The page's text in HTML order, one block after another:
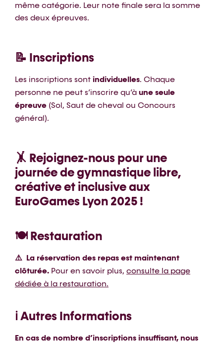
même catégorie. Leur note finale sera la somme
des deux épreuves.
📝 Inscriptions
Les inscriptions sont individuelles. Chaque
personne ne peut s’inscrire qu’à une seule
épreuve (Sol, Saut de cheval ou Concours
général).
🤸 Rejoignez-nous pour une
journée de gymnastique libre,
créative et inclusive aux
EuroGames Lyon 2025 !
🍽️ Restauration
⚠️ La réservation des repas est maintenant
clôturée. Pour en savoir plus, consulte la page
dédiée à la restauration.
ℹ️ Autres Informations
En cas de nombre d’inscriptions insuffisant, nous